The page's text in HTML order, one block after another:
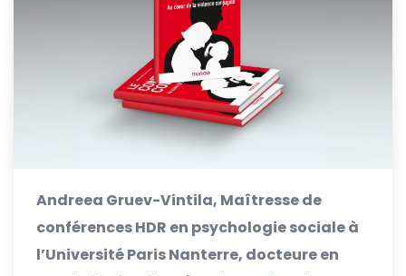
Andreea Gruev-Vintila, Maîtresse de
conférences HDR en psychologie sociale à
l’Université Paris Nanterre, docteure en